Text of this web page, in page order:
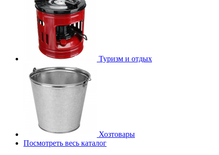
Туризм и отдых
Хозтовары
Посмотреть весь каталог